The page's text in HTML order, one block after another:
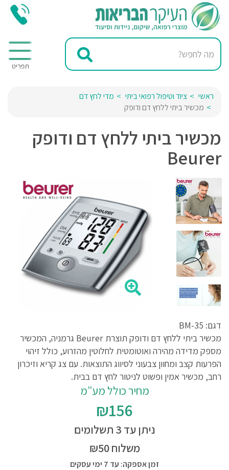
ראשי ציוד וטיפול רפואי ביתי
מדי לחץ דם
מכשיר ביתי ללחץ דם ודופק
מכשיר ביתי ללחץ דם ודופק
Beurer
דגם: BM-35
מכשיר ביתי ללחץ דם ודופק תוצרת Beurer גרמניה, המכשיר
מספק מדידה מהירה ואוטומטית לחלוטין מהזרוע, כולל זיהוי
הפרעות קצב ומחוון צבעוני לסיווג התוצאות. עם צג קריא וזיכרון
רחב, מכשיר אמין ופשוט לניטור לחץ דם בבית.
מחיר כולל מע"מ
₪156
ניתן עד 3 תשלומים
משלוח ₪50
זמן אספקה: עד 7 ימי עסקים